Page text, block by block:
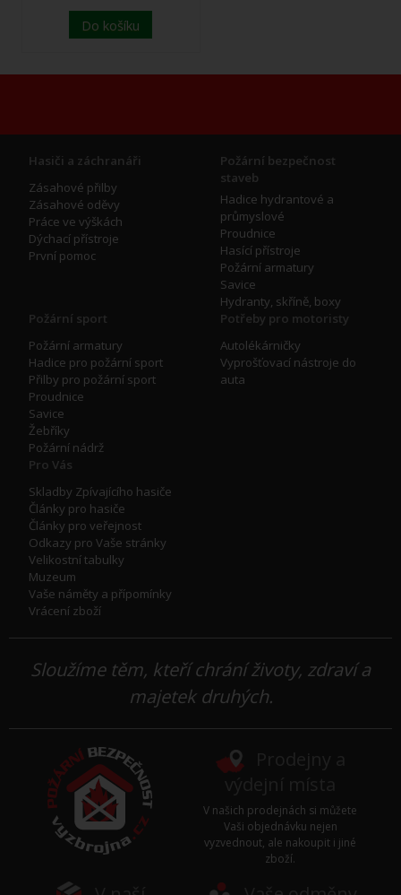
Do košíku
Hasiči a záchranáři
Zásahové přilby
Zásahové oděvy
Práce ve výškách
Dýchací přístroje
První pomoc
Požární bezpečnost
staveb
Hadice hydrantové a
průmyslové
Proudnice
Hasící přístroje
Požární armatury
Savice
Hydranty, skříně, boxy
Požární sport
Požární armatury
Hadice pro požární sport
Přilby pro požární sport
Proudnice
Savice
Žebříky
Požární nádrž
Potřeby pro motoristy
Autolékárničky
Vyprošťovací nástroje do
auta
Pro Vás
Skladby Zpívajícího hasiče
Články pro hasiče
Články pro veřejnost
Odkazy pro Vaše stránky
Velikostní tabulky
Muzeum
Vaše náměty a přípomínky
Vrácení zboží
Sloužíme těm, kteří chrání životy, zdraví a
majetek druhých.
V našich prodejnách si můžete
Vaši objednávku nejen
vyzvednout, ale nakoupit i jiné
zboží.